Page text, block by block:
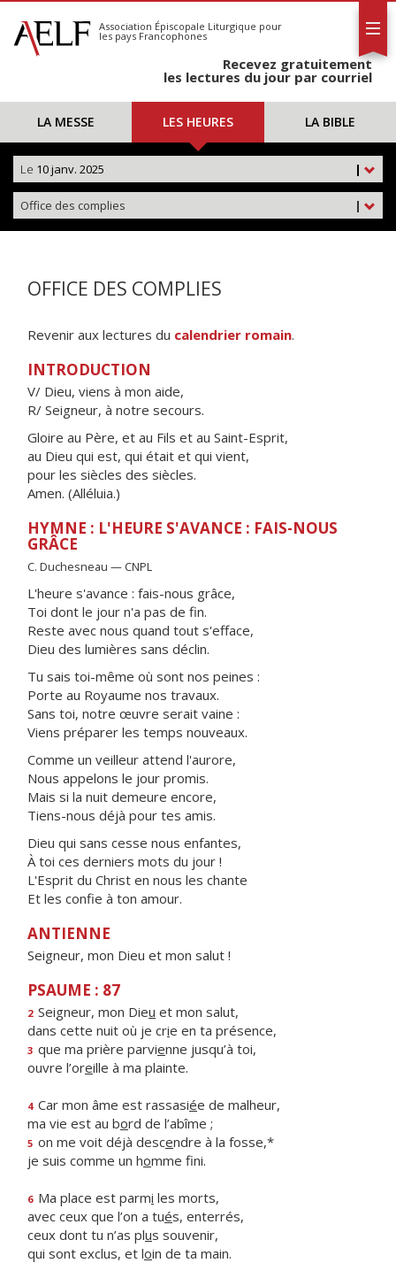
S'abonner
Calendrier
Association Épiscopale Liturgique pour
les pays Francophones
Recevez gratuitement
les lectures du jour par courriel
LA MESSE LES HEURES LA BIBLE
|
Le 10 janv. 2025
|
Office des complies
OFFICE DES COMPLIES
Revenir aux lectures du calendrier romain.
INTRODUCTION
V/ Dieu, viens à mon aide,
R/ Seigneur, à notre secours.
Gloire au Père, et au Fils et au Saint-Esprit,
au Dieu qui est, qui était et qui vient,
pour les siècles des siècles.
Amen. (Alléluia.)
HYMNE : L'HEURE S'AVANCE : FAIS-NOUS
GRÂCE
C. Duchesneau — CNPL
L'heure s'avance : fais-nous grâce,
Toi dont le jour n'a pas de fin.
Reste avec nous quand tout s'efface,
Dieu des lumières sans déclin.
Tu sais toi-même où sont nos peines :
Porte au Royaume nos travaux.
Sans toi, notre œuvre serait vaine :
Viens préparer les temps nouveaux.
Comme un veilleur attend l'aurore,
Nous appelons le jour promis.
Mais si la nuit demeure encore,
Tiens-nous déjà pour tes amis.
Dieu qui sans cesse nous enfantes,
À toi ces derniers mots du jour !
L'Esprit du Christ en nous les chante
Et les confie à ton amour.
ANTIENNE
Seigneur, mon Dieu et mon salut !
PSAUME : 87
2 Seigneur, mon Dieu et mon salut,
dans cette nuit où je crie en ta présence,
3 que ma prière parvienne jusqu’à toi,
ouvre l’oreille à ma plainte.
4 Car mon âme est rassasiée de malheur,
ma vie est au bord de l’abîme ;
5 on me voit déjà descendre à la fosse,*
je suis comme un homme fini.
6 Ma place est parmi les morts,
avec ceux que l’on a tués, enterrés,
ceux dont tu n’as plus souvenir,
qui sont exclus, et loin de ta main.